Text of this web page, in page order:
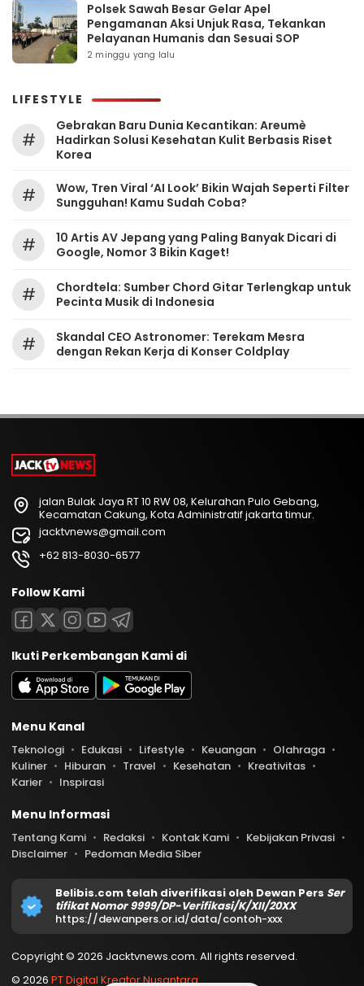
Polsek Sawah Besar Gelar Apel
Pengamanan Aksi Unjuk Rasa, Tekankan
Pelayanan Humanis dan Sesuai SOP
2 minggu yang lalu
LIFESTYLE
#
Gebrakan Baru Dunia Kecantikan: Areumè
Hadirkan Solusi Kesehatan Kulit Berbasis Riset
Korea
#
Wow, Tren Viral ‘AI Look’ Bikin Wajah Seperti Filter
Sungguhan! Kamu Sudah Coba?
#
10 Artis AV Jepang yang Paling Banyak Dicari di
Google, Nomor 3 Bikin Kaget!
#
Chordtela: Sumber Chord Gitar Terlengkap untuk
Pecinta Musik di Indonesia
#
Skandal CEO Astronomer: Terekam Mesra
dengan Rekan Kerja di Konser Coldplay
jalan Bulak Jaya RT 10 RW 08, Kelurahan Pulo Gebang,
Kecamatan Cakung, Kota Administratif jakarta timur.
jacktvnews@gmail.com
+62 813-8030-6577
Follow Kami
Ikuti Perkembangan Kami di
Menu Kanal
Teknologi Edukasi Lifestyle Keuangan
Olahraga
Kuliner
Hiburan Travel Kesehatan
Kreativitas
Karier
Inspirasi
Menu Informasi
Tentang Kami Redaksi Kontak Kami
Kebijakan Privasi
Disclaimer
Pedoman Media Siber
Belibis.com telah diverifikasi oleh Dewan Pers Ser
tifikat Nomor 9999/DP-Verifikasi/K/XII/20XX
https://dewanpers.or.id/data/contoh-xxx
Copyright © 2026 Jacktvnews.com. All rights reserved.
© 2026 PT Digital Kreator Nusantara